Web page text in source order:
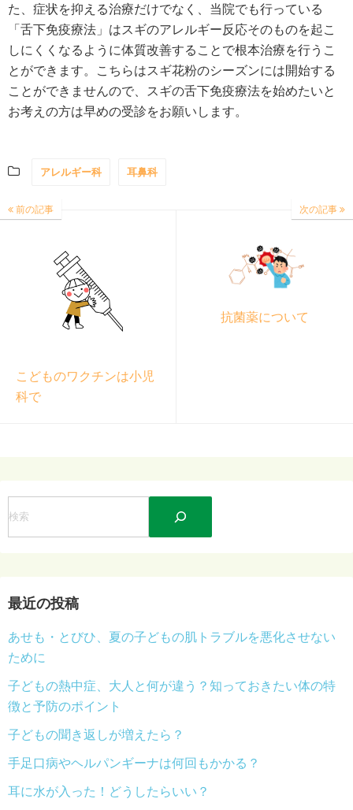
た、症状を抑える治療だけでなく、当院でも行っている
「舌下免疫療法」はスギのアレルギー反応そのものを起こ
しにくくなるように体質改善することで根本治療を行うこ
とができます。こちらはスギ花粉のシーズンには開始する
ことができませんので、スギの舌下免疫療法を始めたいと
お考えの方は早めの受診をお願いします。
アレルギー科 耳鼻科
前の記事
こどものワクチンは小児
科で
次の記事
抗菌薬について
索
最近の投稿
あせも・とびひ、夏の子どもの肌トラブルを悪化させない
ために
子どもの熱中症、大人と何が違う？知っておきたい体の特
徴と予防のポイント
子どもの聞き返しが増えたら？
手足口病やヘルパンギーナは何回もかかる？
耳に水が入った！どうしたらいい？